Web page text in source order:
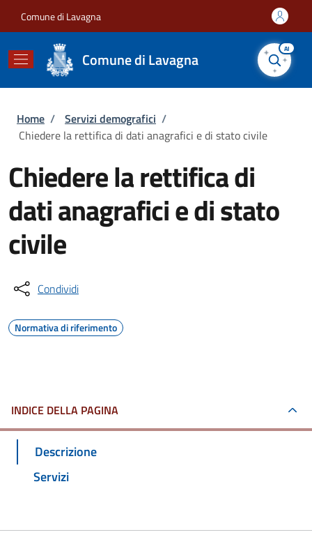
Comune di Lavagna
Comune di Lavagna
AI
Briciole di pane
Home / Servizi demografici /
Chiedere la rettifica di dati anagrafici e di stato civile
Chiedere la rettifica di
dati anagrafici e di stato
civile
Condividi
Normativa di riferimento
INDICE DELLA PAGINA
Descrizione
Servizi